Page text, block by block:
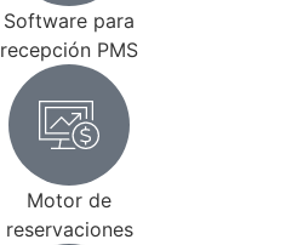
Software para
recepción PMS
Motor de
reservaciones